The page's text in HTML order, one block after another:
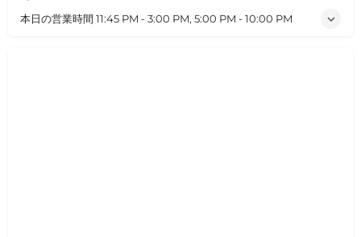
本日の営業時間 11:45 PM - 3:00 PM, 5:00 PM - 10:00 PM